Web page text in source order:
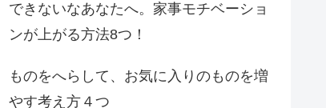
できないなあなたへ。家事モチベーショ
ンが上がる方法8つ！
ものをへらして、お気に入りのものを増
やす考え方４つ